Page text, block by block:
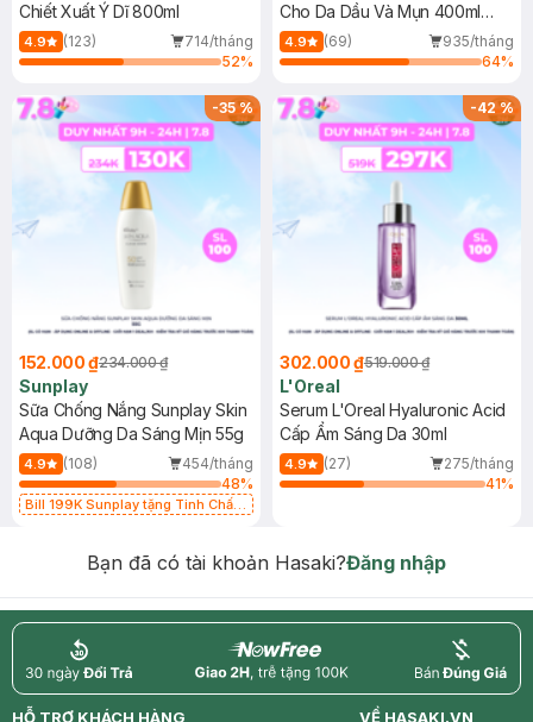
Chiết Xuất Ý Dĩ 800ml
4.9 (123)
714/tháng
52%
Cho Da Dầu Và Mụn 400ml
(Mới)
4.9 (69)
935/tháng
64%
-35%
152.000 ₫234.000 ₫
Sunplay
Sữa Chống Nắng Sunplay Skin
Aqua Dưỡng Da Sáng Mịn 55g
4.9 (108)
454/tháng
48%
Bill 199K Sunplay tặng Tinh Chất
-42%
302.000 ₫519.000 ₫
L'Oreal
Serum L'Oreal Hyaluronic Acid
Cấp Ẩm Sáng Da 30ml
4.9 (27)
275/tháng
41%
Bạn đã có tài khoản Hasaki?Đăng nhập
return nowfree price
HỖ TRỢ KHÁCH HÀNG
VỀ HASAKI.VN